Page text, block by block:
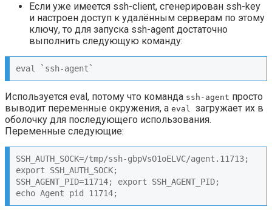
Если уже имеется ssh-client, сгенерирован ssh-key
и настроен доступ к удалённым серверам по этому
ключу, то для запуска ssh-agent достаточно
выполнить следующую команду:
eval `ssh-agent`
Используется eval, потому что команда ssh-agent просто
выводит переменные окружения, а eval загружает их в
оболочку для последующего использования.
Переменные следующие:
SSH_AUTH_SOCK=/tmp/ssh-gbpVsO1oELVC/agent.11713;
export SSH_AUTH_SOCK;
SSH_AGENT_PID=11714; export SSH_AGENT_PID;
echo Agent pid 11714;